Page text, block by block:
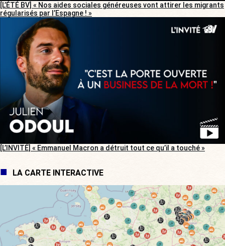
[L’ÉTÉ BV] « Nos aides sociales généreuses vont attirer les migrants
régularisés par l’Espagne ! »
[L’INVITÉ] « Emmanuel Macron a détruit tout ce qu’il a touché »
LA CARTE INTERACTIVE